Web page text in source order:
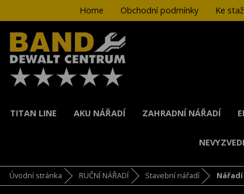
Home Obchodní podmínky Ke
TITAN LINE AKU NÁŘADÍ ZAHRADNÍ NÁŘADÍ
Úvodní stránka RUČNÍ NÁŘADÍ Stavební nářadí